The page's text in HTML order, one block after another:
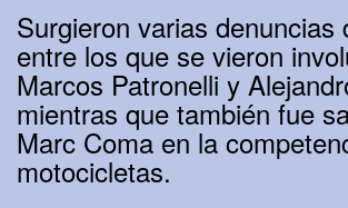
Surgieron varias denuncias
entre los que se vieron
Marcos Patronelli y
mientras que también fue
Marc Coma en la
motocicletas.